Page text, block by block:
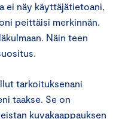
ei näy käyttäjätietoani,
peittäisi merkinnän.
Näin teen
tarkoituksenani
taakse. Se on
kuvakaappauksen